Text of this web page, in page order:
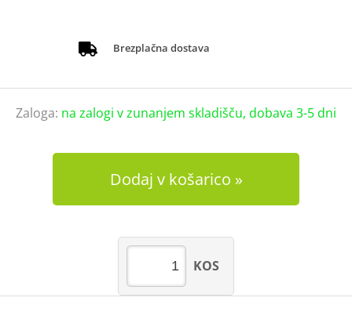
Brezplačna dostava
Zaloga: na zalogi v zunanjem skladišču, dobava 3-5 dni
Dodaj v košarico
KOS